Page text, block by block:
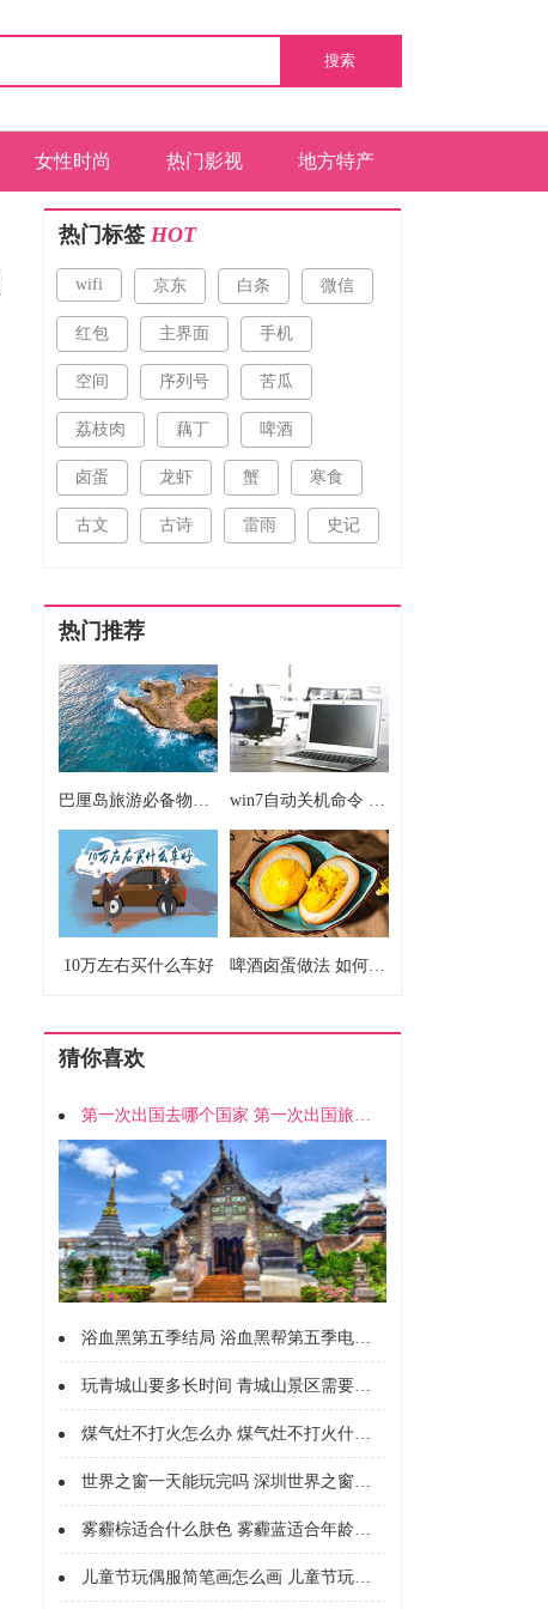
搜索
女性时尚 热门影视 地方特产
热门标签 HOT
wifi 京东 白条 微信
红包 主界面 手机
空间 序列号 苦瓜
荔枝肉 藕丁 啤酒
卤蛋 龙虾 蟹 寒食
古文 古诗 雷雨 史记
热门推荐
巴厘岛旅游必备物品清单 巴厘岛旅游要准备什么东西 win7自动关机命令 win7自动关机如何设置
10万左右买什么车好 啤酒卤蛋做法 如何做啤酒卤蛋
猜你喜欢
第一次出国去哪个国家 第一次出国旅游去哪个国家好
浴血黑第五季结局 浴血黑帮第五季电视剧剧情介绍
玩青城山要多长时间 青城山景区需要玩多久
煤气灶不打火怎么办 煤气灶不打火什么原因
世界之窗一天能玩完吗 深圳世界之窗一天能玩完吗
雾霾棕适合什么肤色 雾霾蓝适合年龄和肤色
儿童节玩偶服简笔画怎么画 儿童节玩偶服简笔画画法